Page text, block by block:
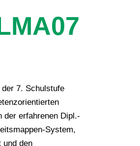
7. Schulstufe
erfahrenen Dipl.-
System,
und den